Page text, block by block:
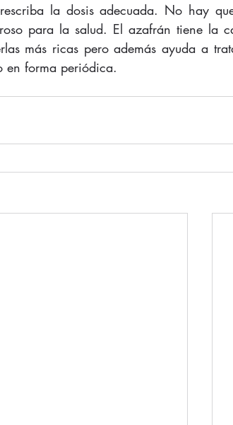
la dosis adecuada. No hay
para la salud. El azafrán tiene la
más ricas pero además ayuda a
en forma periódica.